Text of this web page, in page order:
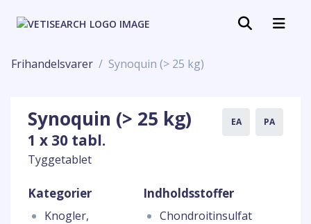
Frihandelsvarer Synoquin (> 25 kg)
Synoquin (> 25 kg)
1 x 30 tabl.
Tyggetablet
EA PA
Kategorier
Knogler,
Indholdsstoffer
Chondroitinsulfat